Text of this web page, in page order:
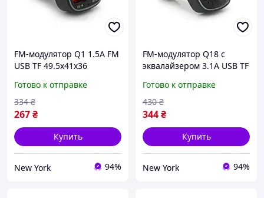
FM-модулятор Q1 1.5A FM
USB TF 49.5х41х36
Готово к отправке
267₴
334 ₴
Купить
New York 94%
FM-модулятор Q18 с
эквалайзером 3.1A USB TF
Готово к отправке
344₴
430 ₴
Купить
New York 94%